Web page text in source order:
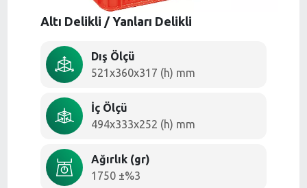
Altı Delikli / Yanları Delikli
Dış Ölçü
521x360x317 (h) mm
İç Ölçü
494x333x252 (h) mm
Ağırlık (gr)
1750 ±%3